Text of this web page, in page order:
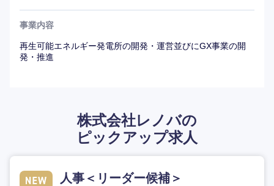
事業内容
再生可能エネルギー発電所の開発・運営並びにGX事業の開
発・推進
株式会社レノバの
ピックアップ求人
人事＜リーダー候補＞